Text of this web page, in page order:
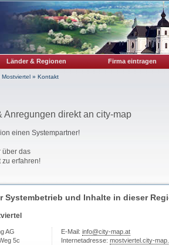
Länder & Regionen Firma eintragen
Mostviertel » Kontakt
Anregungen direkt an city-map
einen Systempartner!
über das
zu erfahren!
Systembetrieb und Inhalte in dieser
AG
5c
E-Mail: info@city-map.at
Internetadresse: mostviertel.city-